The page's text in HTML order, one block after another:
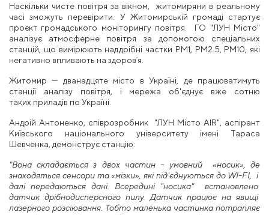
Наскільки чисте повітря за вікном, житомиряни в реальному
часі зможуть перевірити. У Житомирській громаді стартує
проєкт громадського моніторингу повітря. ГО "ЛУН Місто"
аналізує атмосферне повітря за допомогою спеціальних
станцій, що вимірюють наддрібні частки PM1, PM2.5, PM10, які
негативно впливають на здоровʼя.
Житомир — дванадцяте місто в Україні, де працюватимуть
станції аналізу повітря, і мережа об'єднує вже сотню
таких приладів по Україні.
Андрій Антоненко, співрозробник "ЛУН Місто AIR", аспірант
Київського національного університету імені Тараса
Шевченка, демонструє станцію:
"Вона складається з двох частин – умовний «носик», де
знаходяться сенсори та «мізки», які під'єднуються до WI-FI, і
далі передаються дані. Всередині "носика" встановлено
датчик дрібнодисперсного пилу. Датчик працює на явищі
лазерного розсіювання. Тобто маленька частинка потрапляє